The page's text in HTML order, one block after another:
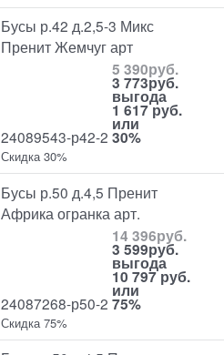
Бусы р.42 д.2,5-3 Микс
Пренит Жемчуг арт
24089543-р42-2
5 390руб.
3 773руб.
выгода
1 617 руб.
или
30%
Скидка 30%
Бусы р.50 д.4,5 Пренит
Африка огранка арт.
24087268-р50-2
14 396руб.
3 599руб.
выгода
10 797 руб.
или
75%
Скидка 75%